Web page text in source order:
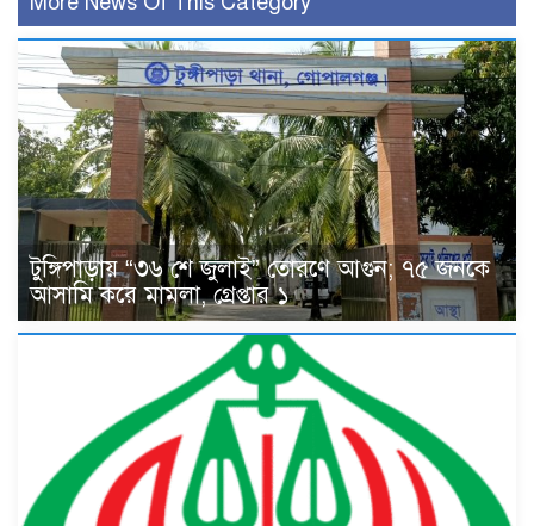
টুঙ্গিপাড়ায় “৩৬ শে জুলাই” তোরণে আগুন; ৭৫ জনকে
আসামি করে মামলা, গ্রেপ্তার ১